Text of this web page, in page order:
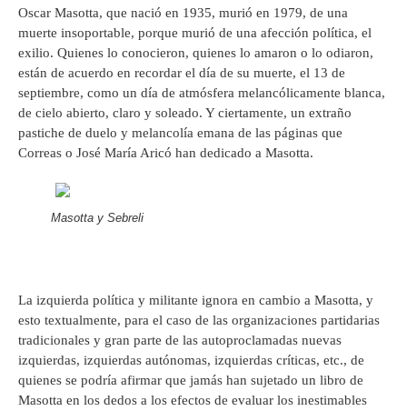
Oscar Masotta, que nació en 1935, murió en 1979, de una
muerte insoportable, porque murió de una afección política, el
exilio. Quienes lo conocieron, quienes lo amaron o lo odiaron,
están de acuerdo en recordar el día de su muerte, el 13 de
septiembre, como un día de atmósfera melancólicamente blanca,
de cielo abierto, claro y soleado. Y ciertamente, un extraño
pastiche de duelo y melancolía emana de las páginas que
Correas o José María Aricó han dedicado a Masotta.
Masotta y Sebreli
La izquierda política y militante ignora en cambio a Masotta, y
esto textualmente, para el caso de las organizaciones partidarias
tradicionales y gran parte de las autoproclamadas nuevas
izquierdas, izquierdas autónomas, izquierdas críticas, etc., de
quienes se podría afirmar que jamás han sujetado un libro de
Masotta en los dedos a los efectos de evaluar los inestimables